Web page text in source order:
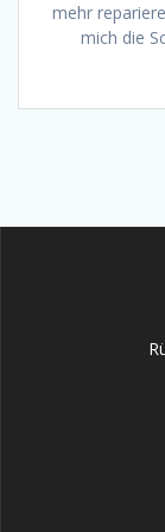
mehr
mich die